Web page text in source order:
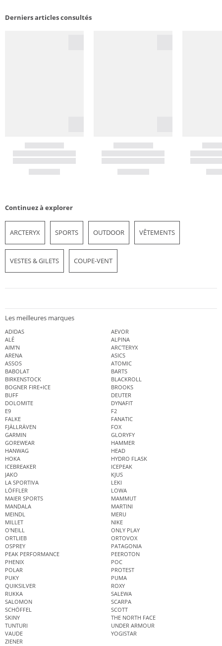
Derniers articles consultés
Continuez à explorer
ARCTERYX SPORTS OUTDOOR VÊTEMENTS
VESTES & GILETS COUPE-VENT
Les meilleures marques
ADIDAS
AEVOR
ALÉ
ALPINA
AIM'N
ARC'TERYX
ARENA
ASICS
ASSOS
ATOMIC
BABOLAT
BARTS
BIRKENSTOCK
BLACKROLL
BOGNER FIRE+ICE
BROOKS
BUFF
DEUTER
DOLOMITE
DYNAFIT
E9
F2
FALKE
FANATIC
FJÄLLRÄVEN
FOX
GARMIN
GLORYFY
GOREWEAR
HAMMER
HANWAG
HEAD
HOKA
HYDRO FLASK
ICEBREAKER
ICEPEAK
JAKO
KJUS
LA SPORTIVA
LEKI
LÖFFLER
LOWA
MAIER SPORTS
MAMMUT
MANDALA
MARTINI
MEINDL
MERU
MILLET
NIKE
O'NEILL
ONLY PLAY
ORTLIEB
ORTOVOX
OSPREY
PATAGONIA
PEAK PERFORMANCE
PEEROTON
PHENIX
POC
POLAR
PROTEST
PUKY
PUMA
QUIKSILVER
ROXY
RUKKA
SALEWA
SALOMON
SCARPA
SCHÖFFEL
SCOTT
SKINY
THE NORTH FACE
TUNTURI
UNDER ARMOUR
VAUDE
YOGISTAR
ZIENER